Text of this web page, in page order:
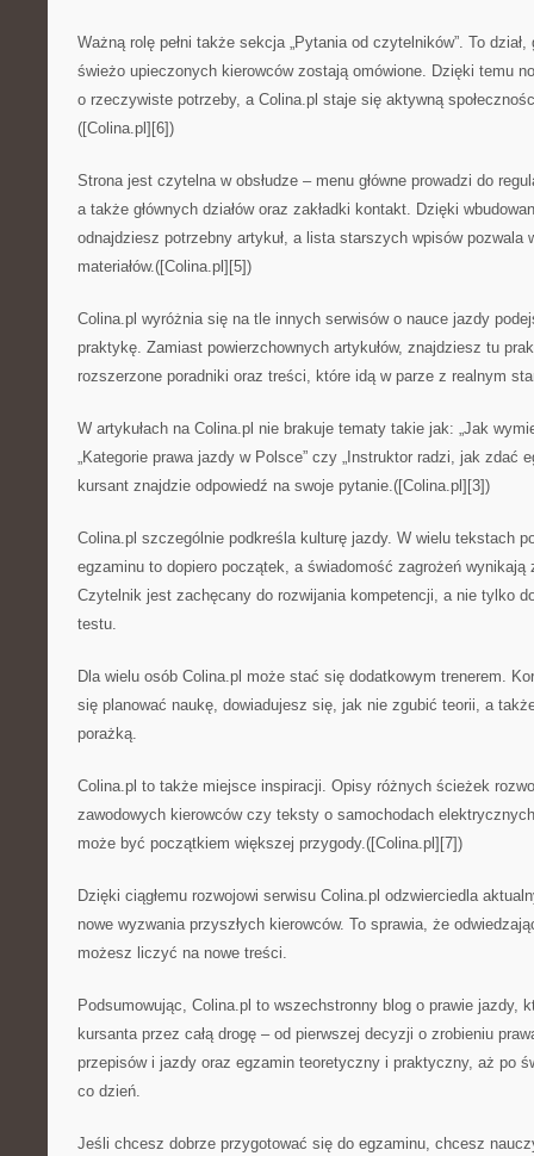
Ważną rolę pełni także sekcja „Pytania od czytelników”. To
świeżo upieczonych kierowców zostają omówione. Dzięki temu
o rzeczywiste potrzeby, a Colina.pl staje się aktywną
([Colina.pl][6])
Strona jest czytelna w obsłudze – menu główne prowadzi do
a także głównych działów oraz zakładki kontakt. Dzięki
odnajdziesz potrzebny artykuł, a lista starszych wpisów pozwala
materiałów.([Colina.pl][5])
Colina.pl wyróżnia się na tle innych serwisów o nauce jazdy
praktykę. Zamiast powierzchownych artykułów, znajdziesz tu
rozszerzone poradniki oraz treści, które idą w parze z realnym
W artykułach na Colina.pl nie brakuje tematy takie jak: „Jak
„Kategorie prawa jazdy w Polsce” czy „Instruktor radzi, jak zdać
kursant znajdzie odpowiedź na swoje pytanie.([Colina.pl][3])
Colina.pl szczególnie podkreśla kulturę jazdy. W wielu tekstach
egzaminu to dopiero początek, a świadomość zagrożeń wynikają
Czytelnik jest zachęcany do rozwijania kompetencji, a nie tylko
testu.
Dla wielu osób Colina.pl może stać się dodatkowym trenerem.
się planować naukę, dowiadujesz się, jak nie zgubić teorii, a
porażką.
Colina.pl to także miejsce inspiracji. Opisy różnych ścieżek
zawodowych kierowców czy teksty o samochodach
może być początkiem większej przygody.([Colina.pl][7])
Dzięki ciągłemu rozwojowi serwisu Colina.pl odzwierciedla
nowe wyzwania przyszłych kierowców. To sprawia, że
możesz liczyć na nowe treści.
Podsumowując, Colina.pl to wszechstronny blog o prawie jazdy,
kursanta przez całą drogę – od pierwszej decyzji o zrobieniu
przepisów i jazdy oraz egzamin teoretyczny i praktyczny, aż po
co dzień.
Jeśli chcesz dobrze przygotować się do egzaminu, chcesz